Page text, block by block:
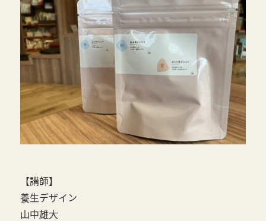
【講師】
養生デザイン
山中雄大